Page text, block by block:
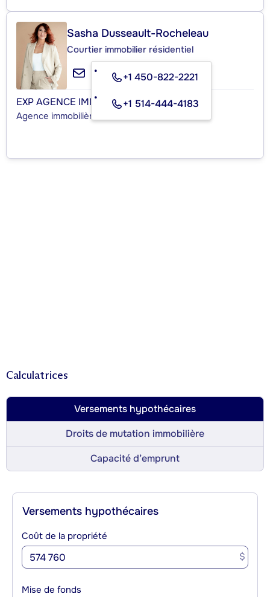
Sasha Dusseault-Rocheleau
Courtier immobilier résidentiel
+1 450-822-2221
+1 514-444-4183
EXP AGENCE IMMOBILIÈRE
Agence immobilière
Calculatrices
Versements hypothécaires
Droits de mutation immobilière
Capacité d’emprunt
Versements hypothécaires
Coût de la propriété
$
Mise de fonds